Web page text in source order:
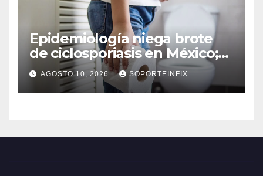
Epidemiología niega brote
de ciclosporiasis en México;
reporta 33 casos
AGOSTO 10, 2026 SOPORTEINFIX